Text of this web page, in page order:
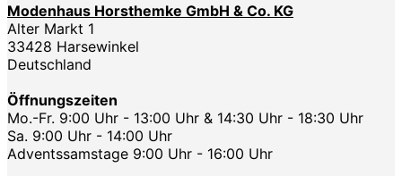
Modenhaus Horsthemke GmbH & Co. KG
Alter Markt 1
33428 Harsewinkel
Deutschland
Öffnungszeiten
Mo.-Fr. 9:00 Uhr - 13:00 Uhr & 14:30 Uhr - 18:30 Uhr
Sa. 9:00 Uhr - 14:00 Uhr
Adventssamstage 9:00 Uhr - 16:00 Uhr